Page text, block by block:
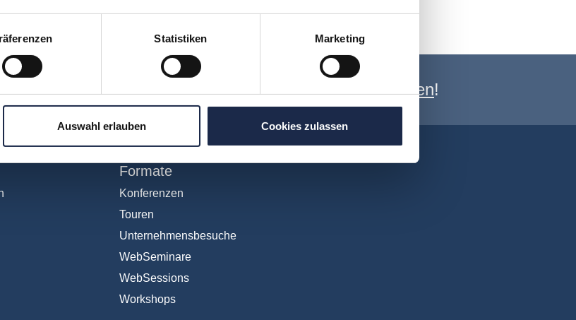
Statistiken Marketing
Auswahl erlauben Cookies zulassen
Jetzt für denMVFP Akademie Newsletter anmelden!
Formate
Konferenzen
Touren
Unternehmensbesuche
WebSeminare
WebSessions
Workshops